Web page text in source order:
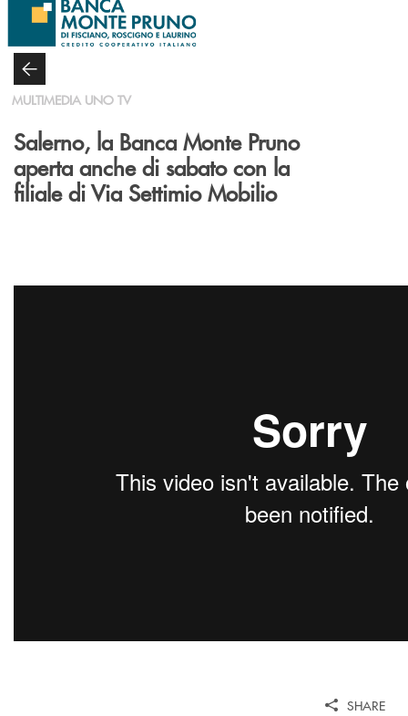
Salta al contenuto principale
MULTIMEDIA UNO TV
Salerno, la Banca Monte Pruno
aperta anche di sabato con la
filiale di Via Settimio Mobilio
SHARE